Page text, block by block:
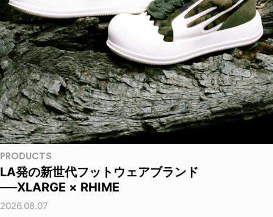
PRODUCTS
LA発の新世代フットウェアブランド
──XLARGE × RHIME
2026.08.07